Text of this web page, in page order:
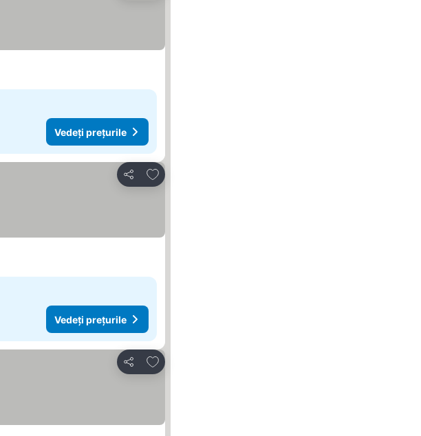
Vedeți prețurile
Distribuiți
Adăugaţi la favorite
Vedeți prețurile
Distribuiți
Adăugaţi la favorite